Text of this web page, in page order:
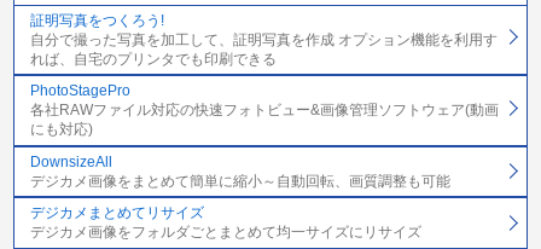
証明写真をつくろう!
自分で撮った写真を加工して、証明写真を作成 オプション機能を利用す
れば、自宅のプリンタでも印刷できる
PhotoStagePro
各社RAWファイル対応の快速フォトビュー&画像管理ソフトウェア(動画
にも対応)
DownsizeAll
デジカメ画像をまとめて簡単に縮小～自動回転、画質調整も可能
デジカメまとめてリサイズ
デジカメ画像をフォルダごとまとめて均一サイズにリサイズ